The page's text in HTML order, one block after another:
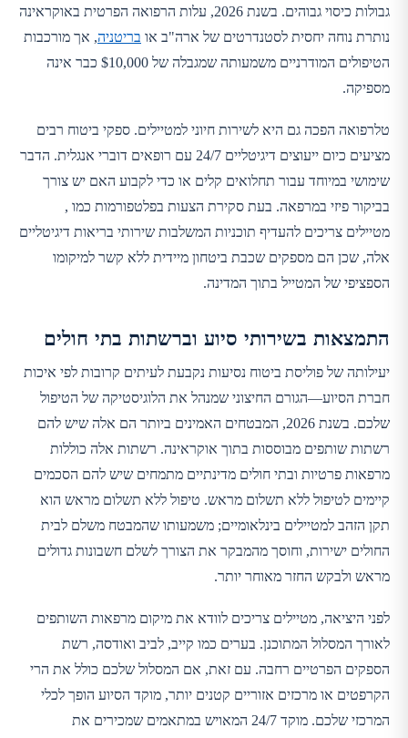
גבולות כיסוי גבוהים. בשנת 2026, עלות הרפואה הפרטית באוקראינה
נותרת נוחה יחסית לסטנדרטים של ארה"ב או בריטניה, אך מורכבות
הטיפולים המודרניים משמעותה שמגבלה של $10,000 כבר אינה
מספיקה.
טלרפואה הפכה גם היא לשירות חיוני למטיילים. ספקי ביטוח רבים
מציעים כיום ייעוצים דיגיטליים 24/7 עם רופאים דוברי אנגלית. הדבר
שימושי במיוחד עבור תחלואים קלים או כדי לקבוע האם יש צורך
בביקור פיזי במרפאה. בעת סקירת הצעות בפלטפורמות כמו ,
מטיילים צריכים להעדיף תוכניות המשלבות שירותי בריאות דיגיטליים
אלה, שכן הם מספקים שכבת ביטחון מיידית ללא קשר למיקומו
הספציפי של המטייל בתוך המדינה.
התמצאות בשירותי סיוע וברשתות בתי חולים
יעילותה של פוליסת ביטוח נסיעות נקבעת לעיתים קרובות לפי איכות
חברת הסיוע—הגורם החיצוני שמנהל את הלוגיסטיקה של הטיפול
שלכם. בשנת 2026, המבטחים האמינים ביותר הם אלה שיש להם
רשתות שותפים מבוססות בתוך אוקראינה. רשתות אלה כוללות
מרפאות פרטיות ובתי חולים מדינתיים מתמחים שיש להם הסכמים
קיימים לטיפול ללא תשלום מראש. טיפול ללא תשלום מראש הוא
תקן הזהב למטיילים בינלאומיים; משמעותו שהמבטח משלם לבית
החולים ישירות, וחוסך מהמבקר את הצורך לשלם חשבונות גדולים
מראש ולבקש החזר מאוחר יותר.
לפני היציאה, מטיילים צריכים לוודא את מיקום מרפאות השותפים
לאורך המסלול המתוכנן. בערים כמו קייב, לביב ואודסה, רשת
הספקים הפרטיים רחבה. עם זאת, אם המסלול שלכם כולל את הרי
הקרפטים או מרכזים אזוריים קטנים יותר, מוקד הסיוע הופך לכלי
המרכזי שלכם. מוקד 24/7 המאויש במתאמים שמכירים את